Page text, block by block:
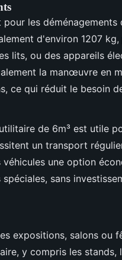
les déménagements
d'environ 1207
lits, ou des appareils
la manœuvre en
ce qui réduit le besoin
de 6m³ est utile
un transport
une option
sans
expositions, salons ou
y compris les stands,